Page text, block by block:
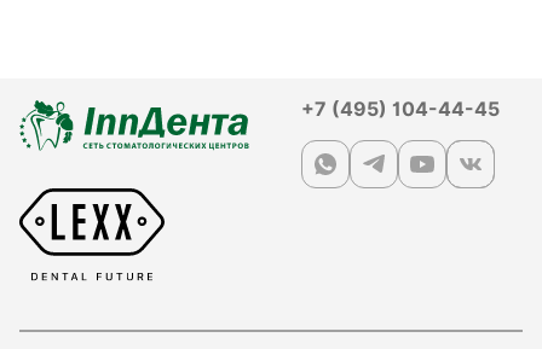
+7 (495) 104-44-45